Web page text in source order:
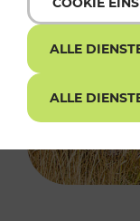
ALLE
ALLE